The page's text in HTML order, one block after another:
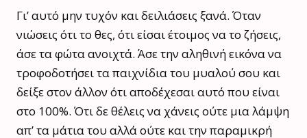
Γι’ αυτό μην τυχόν και δειλιάσεις ξανά. Όταν
νιώσεις ότι το θες, ότι είσαι έτοιμος να το ζήσεις,
άσε τα φώτα ανοιχτά. Άσε την αληθινή εικόνα να
τροφοδοτήσει τα παιχνίδια του μυαλού σου και
δείξε στον άλλον ότι αποδέχεσαι αυτό που είναι
στο 100%. Ότι δε θέλεις να χάνεις ούτε μια λάμψη
απ’ τα μάτια του αλλά ούτε και την παραμικρή